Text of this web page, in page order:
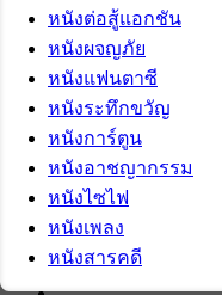
หนังต่อสู้แอกชัน
หนังผจญภัย
หนังแฟนตาซี
หนังระทึกขวัญ
หนังการ์ตูน
หนังอาชญากรรม
หนังไซไฟ
หนังเพลง
หนังสารคดี